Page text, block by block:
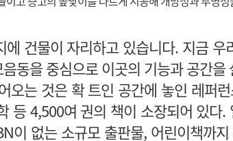
건물이 자리하고 있습니다. 지금 우
동을 중심으로 이곳의 기능과 공간을
는 것은 확 트인 공간에 놓인 레퍼런
등 4,500여 권의 책이 소장되어 있다.
이 없는 소규모 출판물, 어린이책까지